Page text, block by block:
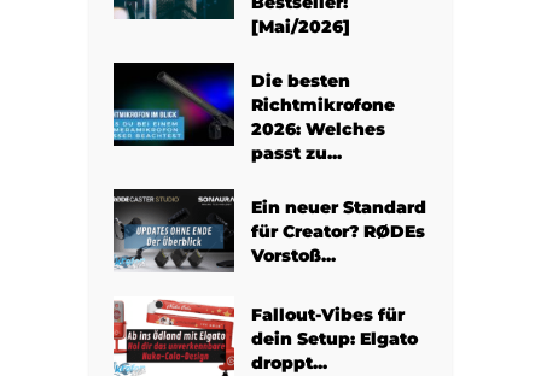
[Mai/2026]
Die besten
Richtmikrofone
2026: Welches
passt zu...
Ein neuer Standard
für Creator? RØDEs
Vorstoß...
Fallout-Vibes für
dein Setup: Elgato
droppt...